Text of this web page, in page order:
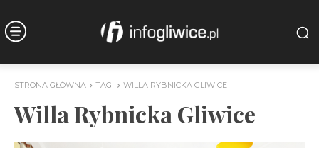
STRONA GŁÓWNA TAGI WILLA RYBNICKA GLIWICE
Willa Rybnicka Gliwice